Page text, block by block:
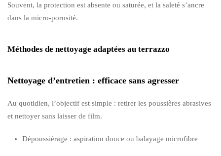
Souvent, la protection est absente ou saturée, et la saleté s’ancre
dans la micro-porosité.
Méthodes de nettoyage adaptées au terrazzo
Nettoyage d’entretien : efficace sans agresser
Au quotidien, l’objectif est simple : retirer les poussières abrasives
et nettoyer sans laisser de film.
Dépoussiérage : aspiration douce ou balayage microfibre